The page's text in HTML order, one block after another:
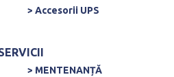
> Accesorii UPS
> MENTENANȚĂ